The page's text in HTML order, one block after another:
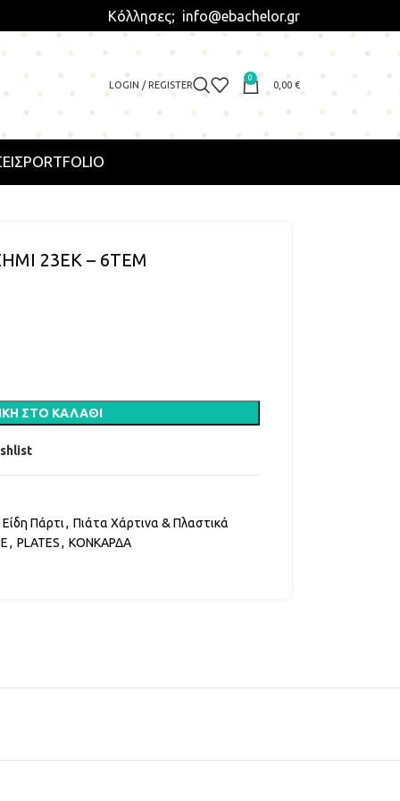
Κόλλησες; info@ebachelor.gr
LOGIN / REGISTER
0
0,00 €
PORTFOLIO
23ΕΚ – 6ΤΕΜ
ΣΤΟ ΚΑΛΆΘΙ
Είδη Πάρτι, Πιάτα Χάρτινα & Πλαστικά
, PLATES, ΚΟΝΚΑΡΔΑ